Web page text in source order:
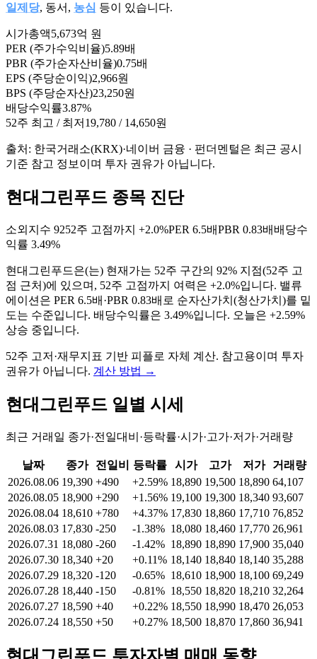
일제당, 동서, 농심 등이 있습니다.
시가총액5,673억 원
PER (주가수익비율)5.89배
PBR (주가순자산비율)0.75배
EPS (주당순이익)2,966원
BPS (주당순자산)23,250원
배당수익률3.87%
52주 최고 / 최저 19,780 / 14,650원
출처: 한국거래소(KRX)·네이버 금융 · 펀더멘털은 최근 공시
기준 참고 정보이며 투자 권유가 아닙니다.
현대그린푸드 종목 진단
소외지수 9252주 고점까지 +2.0%PER 6.5배PBR 0.83배 배당수
익률 3.49%
현대그린푸드은(는) 현재가는 52주 구간의 92% 지점(52주 고
점 근처)에 있으며, 52주 고점까지 여력은 +2.0%입니다. 밸류
에이션은 PER 6.5배·PBR 0.83배로 순자산가치(청산가치)를 밑
도는 수준입니다. 배당수익률은 3.49%입니다. 오늘은 +2.59%
상승 중입니다.
52주 고저·재무지표 기반 피플로 자체 계산. 참고용이며 투자
권유가 아닙니다. 계산 방법 →
현대그린푸드 일별 시세
최근 거래일 종가·전일대비·등락률·시가·고가·저가·거래량
날짜 종가 전일비 등락률 시가 고가 저가
거래량
2026.08.06 19,390 +490 +2.59% 18,890 19,500 18,890 64,107
2026.08.05 18,900 +290 +1.56% 19,100 19,300 18,340 93,607
2026.08.04 18,610 +780 +4.37% 17,830 18,860 17,710 76,852
2026.08.03 17,830 -250 -1.38% 18,080 18,460 17,770 26,961
2026.07.31 18,080 -260 -1.42% 18,890 18,890 17,900 35,040
2026.07.30 18,340 +20 +0.11% 18,140 18,840 18,140 35,288
2026.07.29 18,320 -120 -0.65% 18,610 18,900 18,100 69,249
2026.07.28 18,440 -150 -0.81% 18,550 18,820 18,210 32,264
2026.07.27 18,590 +40 +0.22% 18,550 18,990 18,470 26,053
2026.07.24 18,550 +50 +0.27% 18,500 18,870 17,860 36,941